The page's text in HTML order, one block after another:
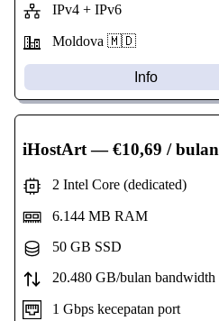
IPv4 + IPv6
Moldova 🇲🇩
Info
iHostArt— €10,69 / bulan
2 Intel Core (dedicated)
6.144 MB RAM
50 GB SSD
20.480 GB/bulan bandwidth
1 Gbps kecepatan port